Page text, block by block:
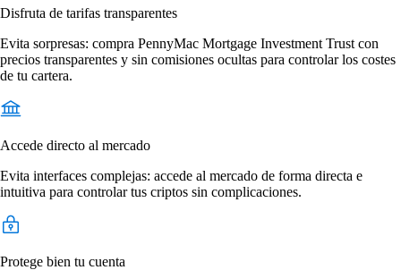
Disfruta de tarifas transparentes
Evita sorpresas: compra PennyMac Mortgage Investment Trust con
precios transparentes y sin comisiones ocultas para controlar los costes
de tu cartera.
Accede directo al mercado
Evita interfaces complejas: accede al mercado de forma directa e
intuitiva para controlar tus criptos sin complicaciones.
Protege bien tu cuenta